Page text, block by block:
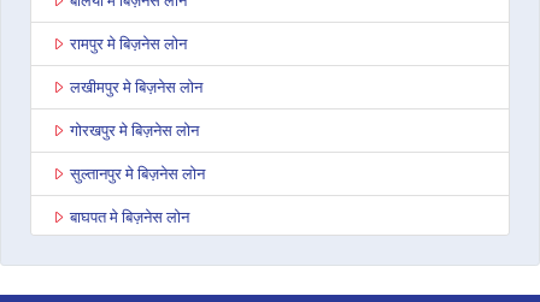
रामपुर मे बिज़नेस लोन
लखीमपुर मे बिज़नेस लोन
गोरखपुर मे बिज़नेस लोन
सुल्तानपुर मे बिज़नेस लोन
बाघपत मे बिज़नेस लोन